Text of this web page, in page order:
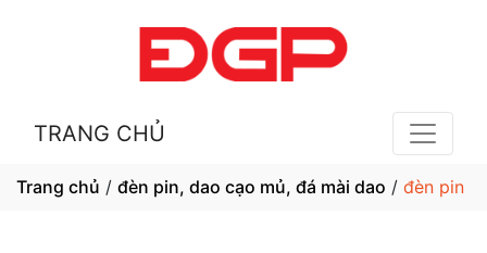
TRANG CHỦ
Trang chủ / đèn pin, dao cạo mủ, đá mài dao / đèn pin